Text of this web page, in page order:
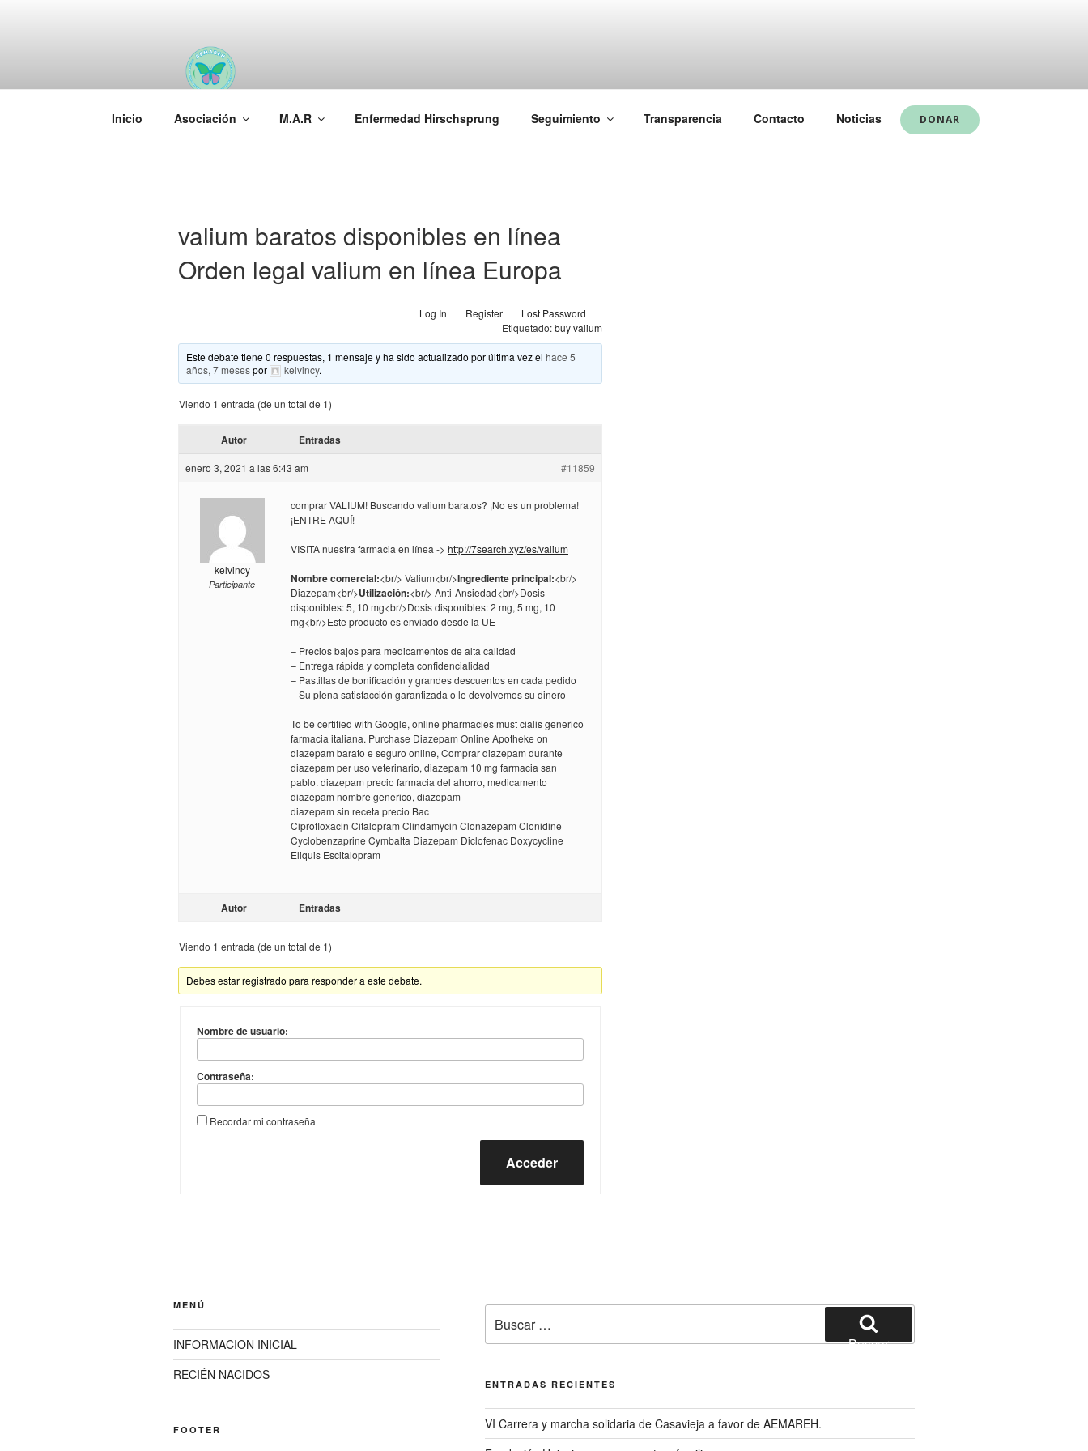
AEMAREH
Asociación Española Malformaciones Ano-Rectales
Inicio Asociación M.A.R Enfermedad Hirschsprung Seguimiento Transparencia Contacto Noticias DONAR
valium baratos disponibles en línea
Orden legal valium en línea Europa
Log In Register
Lost Password
Etiquetado:buy valium
Este debate tiene 0 respuestas, 1 mensaje y ha sido actualizado por última vez elhace 5
años, 7 mesespor kelvincy.
Viendo 1 entrada (de un total de 1)
Autor Entradas
enero 3, 2021 a las 6:43 am #11859
kelvincy
Participante
comprar VALIUM! Buscando valium baratos? ¡No es un problema!
¡ENTRE AQUÍ!
VISITA nuestra farmacia en línea -> http://7search.xyz/es/valium
Nombre comercial:<br/> Valium<br/>Ingrediente principal:<br/>
Diazepam<br/>Utilización:<br/> Anti-Ansiedad<br/>Dosis
disponibles: 5, 10 mg<br/>Dosis disponibles: 2 mg, 5 mg, 10
mg<br/>Este producto es enviado desde la UE
– Precios bajos para medicamentos de alta calidad
– Entrega rápida y completa confidencialidad
– Pastillas de bonificación y grandes descuentos en cada pedido
– Su plena satisfacción garantizada o le devolvemos su dinero
To be certified with Google, online pharmacies must cialis generico
farmacia italiana. Purchase Diazepam Online Apotheke on
diazepam barato e seguro online, Comprar diazepam durante
diazepam per uso veterinario, diazepam 10 mg farmacia san
pablo. diazepam precio farmacia del ahorro, medicamento
diazepam nombre generico, diazepam
diazepam sin receta precio Bac
Ciprofloxacin Citalopram Clindamycin Clonazepam Clonidine
Cyclobenzaprine Cymbalta Diazepam Diclofenac Doxycycline
Eliquis Escitalopram
Autor Entradas
Viendo 1 entrada (de un total de 1)
Debes estar registrado para responder a este debate.
Nombre de usuario:
Contraseña:
Recordar mi contraseña
Acceder
MENÚ
INFORMACION INICIAL
RECIÉN NACIDOS
FOOTER
por:
Buscar
ENTRADAS RECIENTES
VI Carrera y marcha solidaria de Casavieja a favor de AEMAREH.